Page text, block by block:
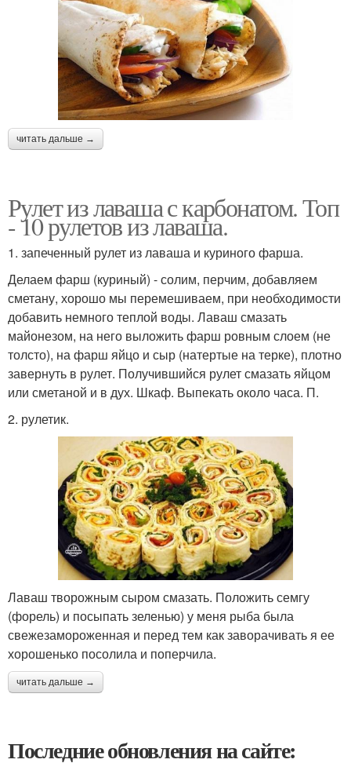
читать дальше →
Рулет из лаваша с карбонатом. Топ
- 10 рулетов из лаваша.
1. запеченный рулет из лаваша и куриного фарша.
Делаем фарш (куриный) - солим, перчим, добавляем
сметану, хорошо мы перемешиваем, при необходимости
добавить немного теплой воды. Лаваш смазать
майонезом, на него выложить фарш ровным слоем (не
толсто), на фарш яйцо и сыр (натертые на терке), плотно
завернуть в рулет. Получившийся рулет смазать яйцом
или сметаной и в дух. Шкаф. Выпекать около часа. П.
2. рулетик.
Лаваш творожным сыром смазать. Положить семгу
(форель) и посыпать зеленью) у меня рыба была
свежезамороженная и перед тем как заворачивать я ее
хорошенько посолила и поперчила.
читать дальше →
Последние обновления на сайте: